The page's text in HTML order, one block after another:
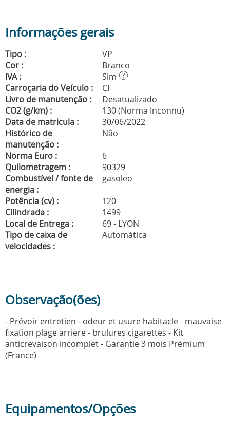
Informações gerais
Tipo :
VP
Cor :
Branco
IVA :
Sim ?
Carroçaria do Veículo :
CI
Livro de manutenção :
Desatualizado
CO2 (g/km) :
130 (Norma Inconnu)
Data de matricula :
30/06/2022
Histórico de
manutenção :
Não
Norma Euro :
6
Quilometragem :
90329
Combustível / fonte de
energia :
gasoleo
Potência (cv) :
120
Cilindrada :
1499
Local de Entrega :
69 - LYON
Tipo de caixa de
velocidades :
Automática
Observação(ões)
- Prévoir entretien - odeur et usure habitacle - mauvaise
fixation plage arriere - brulures cigarettes - Kit
anticrevaison incomplet - Garantie 3 mois Prémium
(France)
Equipamentos/Opções